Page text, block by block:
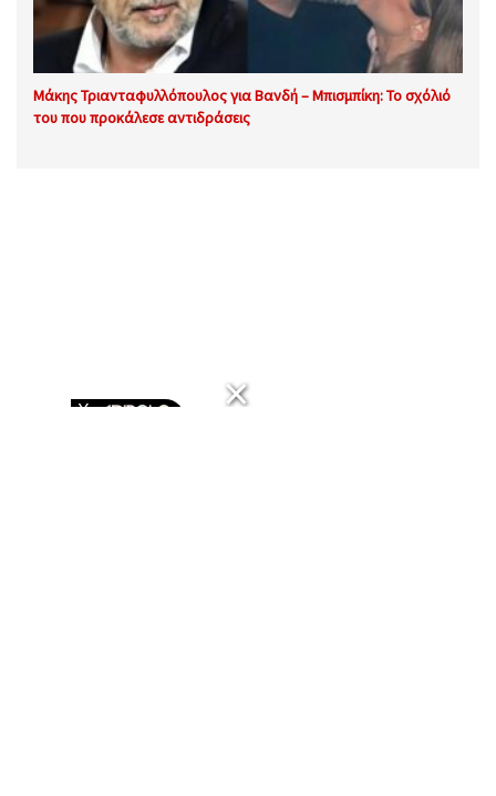
Μάκης Τριανταφυλλόπουλος για Βανδή – Μπισμπίκη: Το σχόλιό
του που προκάλεσε αντιδράσεις